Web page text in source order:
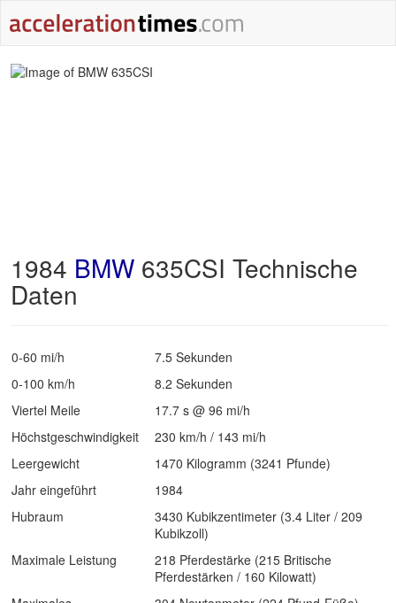
1984 BMW 635CSI Technische
Daten
0-60 mi/h
7.5 Sekunden
0-100 km/h
8.2 Sekunden
Viertel Meile
17.7 s @ 96 mi/h
Höchstgeschwindigkeit
230 km/h / 143 mi/h
Leergewicht
1470 Kilogramm (3241 Pfunde)
Jahr eingeführt
1984
Hubraum
3430 Kubikzentimeter (3.4 Liter / 209
Kubikzoll)
Maximale Leistung
218 Pferdestärke (215 Britische
Pferdestärken / 160 Kilowatt)